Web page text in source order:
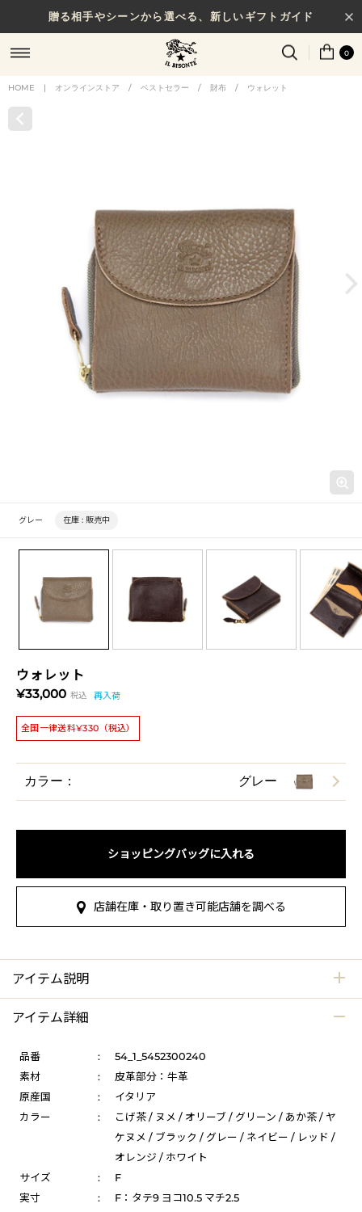
贈る相手やシーンから選べる、新しいギフトガイド
0
HOME | オンラインストア / ベストセラー / 財布 / ウォレット
ウォレット
¥33,000 税込 再入荷
全国一律送料¥330（税込）
グレー 在庫 : 販売中
カラー： グレー
ショッピングバッグに入れる
店舗在庫・取り置き可能店舗を調べる
アイテム説明
アイテム詳細
品番 :
54_1_5452300240
素材
:
皮革部分：牛革
原産国
:
イタリア
カラー
:
こげ茶 / ヌメ / オリーブ / グリーン / あか茶 / ヤ
ケヌメ / ブラック / グレー / ネイビー / レッド /
オレンジ / ホワイト
サイズ
:
F
実寸
: F：タテ9 ヨコ10.5 マチ2.5